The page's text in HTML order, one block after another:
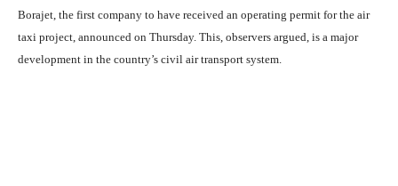
Borajet, the first company to have received an operating permit for the air
taxi project, announced on Thursday. This, observers argued, is a major
development in the country’s civil air transport system.